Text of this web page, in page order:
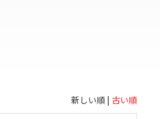
新しい順 | 古い順